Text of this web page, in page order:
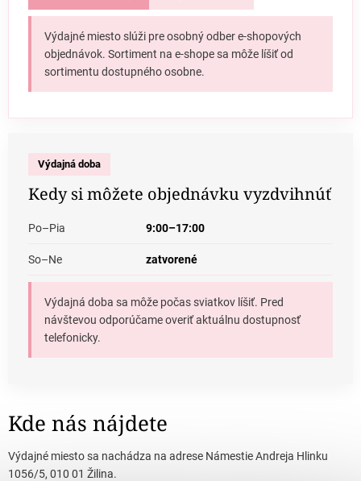
Výdajné miesto slúži pre osobný odber e-shopových
objednávok. Sortiment na e-shope sa môže líšiť od
sortimentu dostupného osobne.
Výdajná doba
Kedy si môžete objednávku vyzdvihnúť
Po–Pia 9:00–17:00
So–Ne zatvorené
Výdajná doba sa môže počas sviatkov líšiť. Pred
návštevou odporúčame overiť aktuálnu dostupnosť
telefonicky.
Kde nás nájdete
Výdajné miesto sa nachádza na adrese Námestie Andreja Hlinku
1056/5, 010 01 Žilina.